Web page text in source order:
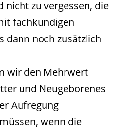
nicht zu vergessen, die
fachkundigen
dann noch zusätzlich
wir den Mehrwert
und Neugeborenes
Aufregung
wenn die